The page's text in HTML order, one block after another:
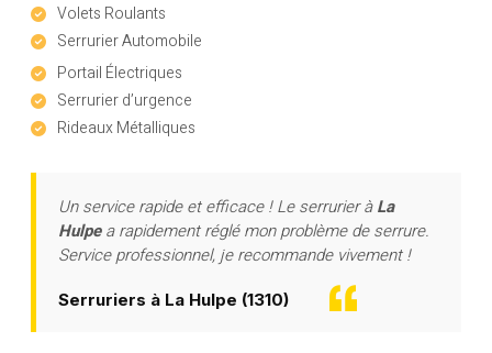
Volets Roulants
Serrurier Automobile
Portail Électriques
Serrurier d’urgence
Rideaux Métalliques
Un service rapide et efficace ! Le serrurier àLa
Hulpea rapidement réglé mon problème de serrure.
Service professionnel, je recommande vivement !
Serruriers à La Hulpe (1310)